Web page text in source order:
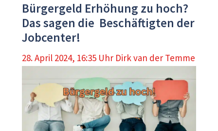
Bürgergeld Erhöhung zu hoch?
Das sagen die Beschäftigten der
Jobcenter!
28. April 2024, 16:35 Uhr Dirk van der Temme